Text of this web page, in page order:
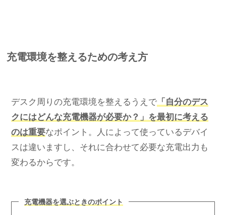
充電環境を整えるための考え方
デスク周りの充電環境を整えるうえで 「自分のデス
クにはどんな充電機器が必要か？」を最初に考える
のは重要なポイント。人によって使っているデバイ
スは違いますし、それに合わせて必要な充電出力も
変わるからです。
充電機器を選ぶときのポイント